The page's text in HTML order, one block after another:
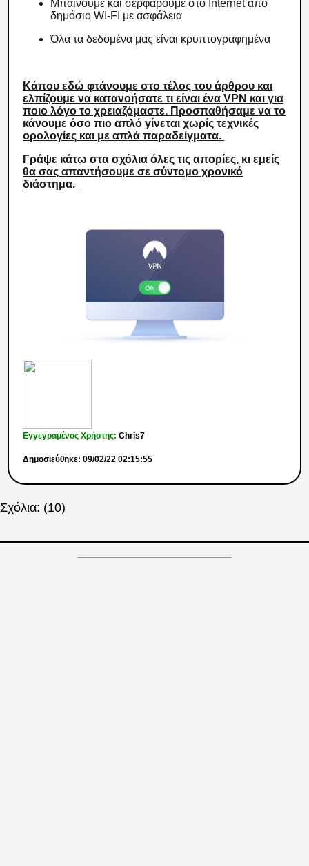
Μπαίνουμε και σερφάρουμε στο Internet από
δημόσιο WI-FI με ασφάλεια
Όλα τα δεδομένα μας είναι κρυπτογραφημένα
Κάπου εδώ φτάνουμε στο τέλος του άρθρου και
ελπίζουμε να κατανοήσατε τι είναι ένα VPN και για
ποιο λόγο το χρειαζόμαστε. Προσπαθήσαμε να το
κάνουμε όσο πιο απλό γίνεται χωρίς τεχνικές
ορολογίες και με απλά παραδείγματα.
Γράψε κάτω στα σχόλια όλες τις απορίες, κι εμείς
θα σας απαντήσουμε σε σύντομο χρονικό
διάστημα.
Εγγεγραμένος Χρήστης:Chris7
Δημοσιεύθηκε: 09/02/22 02:15:55
Σχόλια: (10)